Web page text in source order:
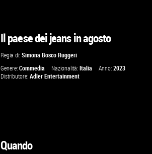
Il paese dei jeans in agosto
Regia di:Simona Bosco Ruggeri
Genere:Commedia Nazionalità:Italia Anno:2023
Distributore:Adler Entertainment
Quando